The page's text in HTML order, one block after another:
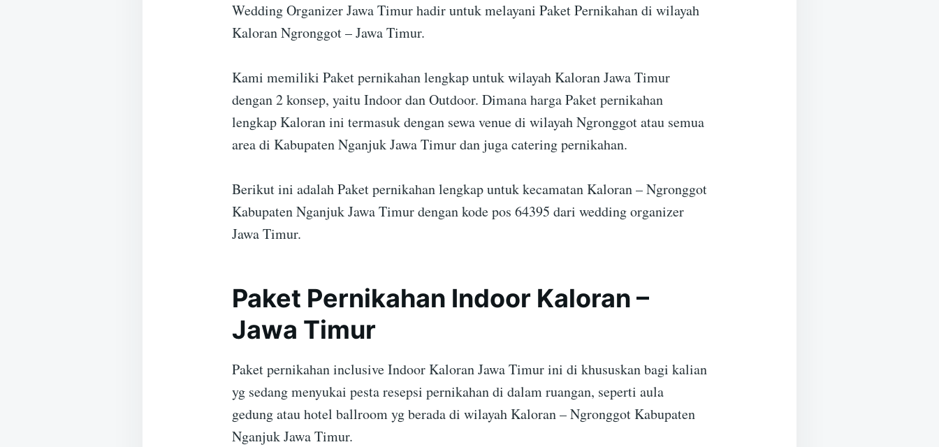
Wedding Organizer Jawa Timur hadir untuk melayani Paket Pernikahan di wilayah
Kaloran Ngronggot – Jawa Timur.
Kami memiliki Paket pernikahan lengkap untuk wilayah Kaloran Jawa Timur
dengan 2 konsep, yaitu Indoor dan Outdoor. Dimana harga Paket pernikahan
lengkap Kaloran ini termasuk dengan sewa venue di wilayah Ngronggot atau semua
area di Kabupaten Nganjuk Jawa Timur dan juga catering pernikahan.
Berikut ini adalah Paket pernikahan lengkap untuk kecamatan Kaloran – Ngronggot
Kabupaten Nganjuk Jawa Timur dengan kode pos 64395 dari wedding organizer
Jawa Timur.
Paket Pernikahan Indoor Kaloran –
Jawa Timur
Paket pernikahan inclusive Indoor Kaloran Jawa Timur ini di khususkan bagi kalian
yg sedang menyukai pesta resepsi pernikahan di dalam ruangan, seperti aula
gedung atau hotel ballroom yg berada di wilayah Kaloran – Ngronggot Kabupaten
Nganjuk Jawa Timur.